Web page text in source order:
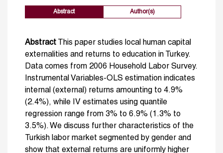
Abstract Author(s)
Abstract This paper studies local human capital
externalities and returns to education in Turkey.
Data comes from 2006 Household Labor Survey.
Instrumental Variables-OLS estimation indicates
internal (external) returns amounting to 4.9%
(2.4%), while IV estimates using quantile
regression range from 3% to 6.9% (1.3% to
3.5%). We discuss further characteristics of the
Turkish labor market segmented by gender and
show that external returns are uniformly higher